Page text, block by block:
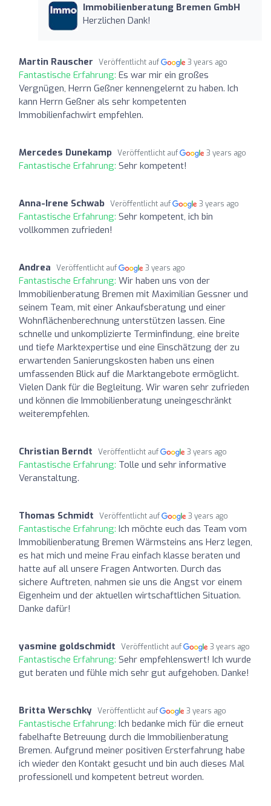
Immobilienberatung Bremen GmbH
Herzlichen Dank!
Martin Rauscher Veröffentlicht auf 3 years ago
Fantastische Erfahrung: Es war mir ein großes
Vergnügen, Herrn Geßner kennengelernt zu haben. Ich
kann Herrn Geßner als sehr kompetenten
Immobilienfachwirt empfehlen.
Mercedes Dunekamp Veröffentlicht auf 3 years ago
Fantastische Erfahrung: Sehr kompetent!
Anna-Irene Schwab Veröffentlicht auf 3 years ago
Fantastische Erfahrung: Sehr kompetent, ich bin
vollkommen zufrieden!
Andrea Veröffentlicht auf 3 years ago
Fantastische Erfahrung: Wir haben uns von der
Immobilienberatung Bremen mit Maximilian Gessner und
seinem Team, mit einer Ankaufsberatung und einer
Wohnflächenberechnung unterstützen lassen. Eine
schnelle und unkomplizierte Terminfindung, eine breite
und tiefe Marktexpertise und eine Einschätzung der zu
erwartenden Sanierungskosten haben uns einen
umfassenden Blick auf die Marktangebote ermöglicht.
Vielen Dank für die Begleitung. Wir waren sehr zufrieden
und können die Immobilienberatung uneingeschränkt
weiterempfehlen.
Christian Berndt Veröffentlicht auf 3 years ago
Fantastische Erfahrung: Tolle und sehr informative
Veranstaltung.
Thomas Schmidt Veröffentlicht auf 3 years ago
Fantastische Erfahrung: Ich möchte euch das Team vom
Immobilienberatung Bremen Wärmsteins ans Herz legen,
es hat mich und meine Frau einfach klasse beraten und
hatte auf all unsere Fragen Antworten. Durch das
sichere Auftreten, nahmen sie uns die Angst vor einem
Eigenheim und der aktuellen wirtschaftlichen Situation.
Danke dafür!
yasmine goldschmidt Veröffentlicht auf 3 years ago
Fantastische Erfahrung: Sehr empfehlenswert! Ich wurde
gut beraten und fühle mich sehr gut aufgehoben. Danke!
Britta Werschky Veröffentlicht auf 3 years ago
Fantastische Erfahrung: Ich bedanke mich für die erneut
fabelhafte Betreuung durch die Immobilienberatung
Bremen. Aufgrund meiner positiven Ersterfahrung habe
ich wieder den Kontakt gesucht und bin auch dieses Mal
professionell und kompetent betreut worden.